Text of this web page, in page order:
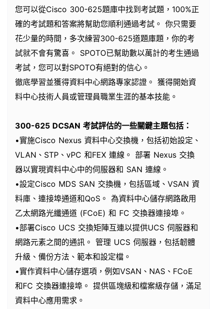
您可以從Cisco 300-625題庫中找到考試題，100%正
確的考試題和答案將幫助您順利通過考試。 你只需要
花少量的時間，多次練習300-625道題庫題，你的考
試就不會有驚喜。 SPOTO已幫助數以萬計的考生通過
考試，您可以對SPOTO有絕對的信心。
徹底學習並獲得資料中心網路專家認證。 獲得開始資
料中心技術人員或管理員職業生涯的基本技能。
300-625 DCSAN 考試評估的一些關鍵主題包括：
•實施Cisco Nexus 資料中心交換機，包括初始設定、
VLAN、STP、vPC 和FEX 連線。 部署 Nexus 交換
器以實現資料中心中的伺服器和 SAN 連線。
•設定Cisco MDS SAN 交換機，包括區域、VSAN 資
料庫、連接埠通道和QoS。 為資料中心儲存網路啟用
乙太網路光纖通道 (FCoE) 和 FC 交換器連接埠。
•部署Cisco UCS 交換矩陣互連以提供UCS 伺服器和
網路元素之間的通訊。 管理 UCS 伺服器，包括韌體
升級、備份方法、範本和設定檔。
•實作資料中心儲存選項，例如VSAN、NAS、FCoE
和FC 交換器連接埠。 提供區塊級和檔案級存儲，滿足
資料中心應用需求。